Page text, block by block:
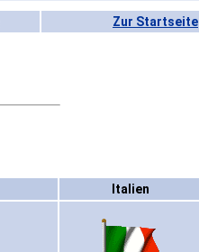
Zur Startseite
Italien